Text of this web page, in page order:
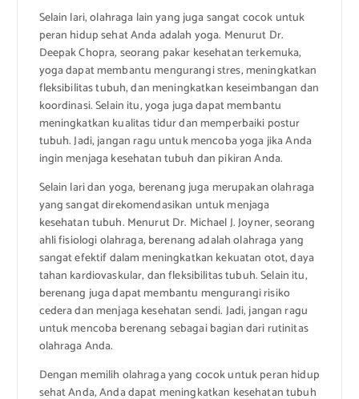
Selain lari, olahraga lain yang juga sangat cocok untuk
peran hidup sehat Anda adalah yoga. Menurut Dr.
Deepak Chopra, seorang pakar kesehatan terkemuka,
yoga dapat membantu mengurangi stres, meningkatkan
fleksibilitas tubuh, dan meningkatkan keseimbangan dan
koordinasi. Selain itu, yoga juga dapat membantu
meningkatkan kualitas tidur dan memperbaiki postur
tubuh. Jadi, jangan ragu untuk mencoba yoga jika Anda
ingin menjaga kesehatan tubuh dan pikiran Anda.
Selain lari dan yoga, berenang juga merupakan olahraga
yang sangat direkomendasikan untuk menjaga
kesehatan tubuh. Menurut Dr. Michael J. Joyner, seorang
ahli fisiologi olahraga, berenang adalah olahraga yang
sangat efektif dalam meningkatkan kekuatan otot, daya
tahan kardiovaskular, dan fleksibilitas tubuh. Selain itu,
berenang juga dapat membantu mengurangi risiko
cedera dan menjaga kesehatan sendi. Jadi, jangan ragu
untuk mencoba berenang sebagai bagian dari rutinitas
olahraga Anda.
Dengan memilih olahraga yang cocok untuk peran hidup
sehat Anda, Anda dapat meningkatkan kesehatan tubuh